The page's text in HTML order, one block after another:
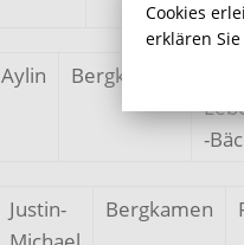
Aylin Bergkamen
-
Justin-
Bergkamen
Cookies
erklären